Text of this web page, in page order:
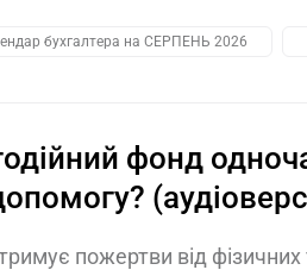
бухгалтера на СЕРПЕНЬ 2026
фонд
пожертви від